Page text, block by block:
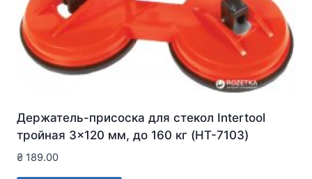
Держатель-присоска для стекол Intertool
тройная 3×120 мм, до 160 кг (HT-7103)
₴ 189.00